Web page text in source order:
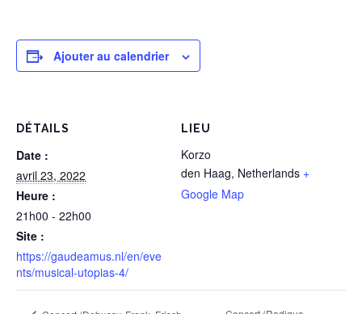
Ajouter au calendrier
DÉTAILS
Date :
avril 23, 2022
Heure :
21h00 - 22h00
Site :
https://gaudeamus.nl/en/eve
nts/musical-utopias-4/
LIEU
Korzo
den Haag, Netherlands +
Google Map